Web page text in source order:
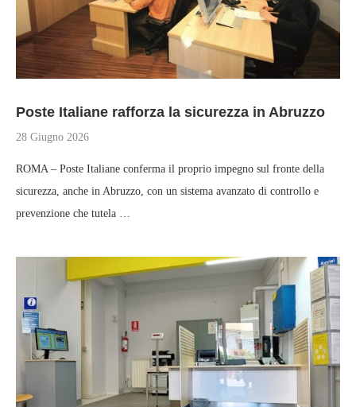
Poste Italiane rafforza la sicurezza in Abruzzo
28 Giugno 2026
ROMA – Poste Italiane conferma il proprio impegno sul fronte della
sicurezza, anche in Abruzzo, con un sistema avanzato di controllo e
prevenzione che tutela …